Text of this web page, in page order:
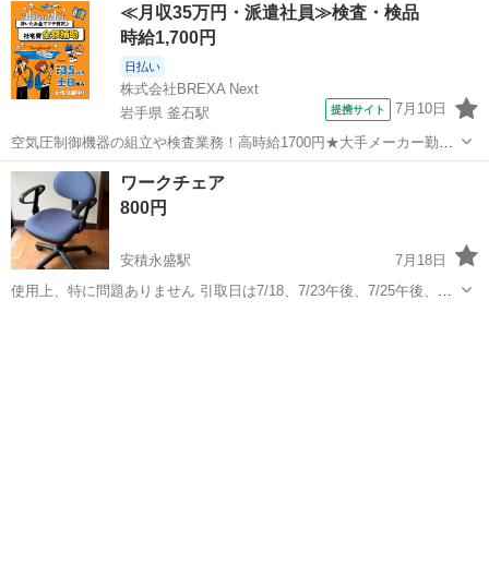
≪月収35万円・派遣社員≫検査・検品
時給1,700円
日払い
株式会社BREXA Next
岩手県 釜石駅
提携サイト 7月10日
空気圧制御機器の組立や検査業務！高時給1700円★大手メーカー勤
務！嬉しい寮費無料！ワンルーム寮完備★マイカー通勤OK＆工場敷地
内に無料駐車場あり★！《岩手県釜石市》 人気の工場のお仕事 ◇空気
圧制御機器（シリンダ、バルブ...
岩手 釜石市 釜石駅 その他
ワークチェア
800円
安積永盛駅
7月18日
使用上、特に問題ありません 引取日は7/18、7/23午後、7/25午後、